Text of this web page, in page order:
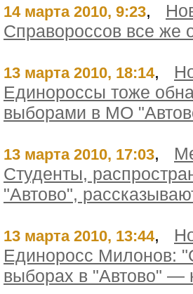
14 марта 2010, 9:23,
Справороссов все же
13 марта 2010, 18:14,
Единороссы тоже
выборами в МО
13 марта 2010, 17:03,
Студенты,
"Автово",
13 марта 2010, 13:44,
Единоросс Милонов:
выборах в "Автово" —